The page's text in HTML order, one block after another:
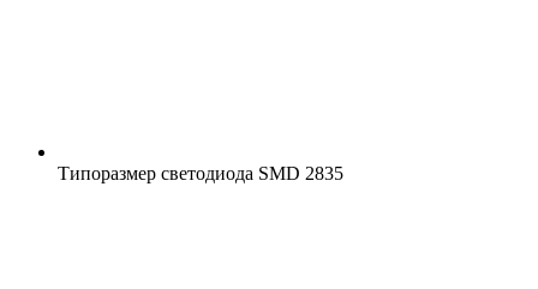
Типоразмер светодиода SMD 2835